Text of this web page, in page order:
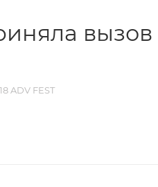
вызов
ADV FEST